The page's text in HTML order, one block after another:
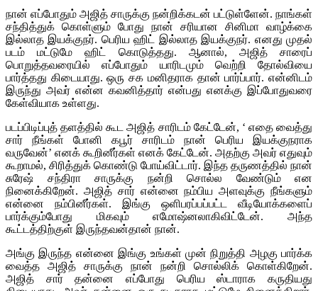
நான் எப்போதும் அஜித் சாருக்கு நன்றிக்கடன் பட்டுள்ளேன். நாங்கள்
சந்தித்துக் கொள்ளும் போது நான் சரியான சினிமா வாழ்க்கை
இல்லாத இயக்குநர். பெரிய ஹிட் இல்லாத இயக்குநர். எனது முதல்
படம் மட்டுமே ஹிட் கொடுத்தது. ஆனால், அஜித் சாரைப்
பொறுத்தவரையில் எப்போதும் யாரிடமும் வெற்றி தோல்வியை
பார்த்தது கிடையாது. ஒரு சக மனிதராக தான் பார்ப்பார். என்னிடம்
இருந்து அவர் என்ன கவனித்தார் என்பது எனக்கு இப்போதுவரை
கேள்வியாக உள்ளது.
படப்பிடிப்புத் தளத்தில் கூட அஜித் சாரிடம் கேட்டேன், ‘ எதை வைத்து
சார் நீங்கள் போனி கபூர் சாரிடம் நான் பெரிய இயக்குநராக
வருவேன்’ எனக் கூறினீர்கள் எனக் கேட்டேன். அதற்கு அவர் எதுவும்
கூறாமல், சிரித்துக் கொண்டு போய்விட்டார். இந்த தருணத்தில் நான்
சுரேஷ் சந்திரா சாருக்கு நன்றி சொல்ல வேண்டும் என
நினைக்கிறேன். அஜித் சார் என்னை நம்பிய அளவுக்கு நீங்களும்
என்னை நம்பினீர்கள். இங்கு ஒளிபரப்பப்பட்ட வீடியோக்களைப்
பார்க்கும்போது மிகவும் எமோஷ்னலாகிவிட்டேன். அந்த
கூட்டத்திற்குள் இருந்தவன்தான் நான்.
அங்கு இருந்த என்னை இங்கு உங்கள் முன் நிறுத்தி அழகு பார்க்க
வைத்த அஜித் சாருக்கு நான் நன்றி சொல்லிக் கொள்கிறேன்.
அஜித் சார் தன்னை எப்போது பெரிய ஸ்டாராக கருதியது